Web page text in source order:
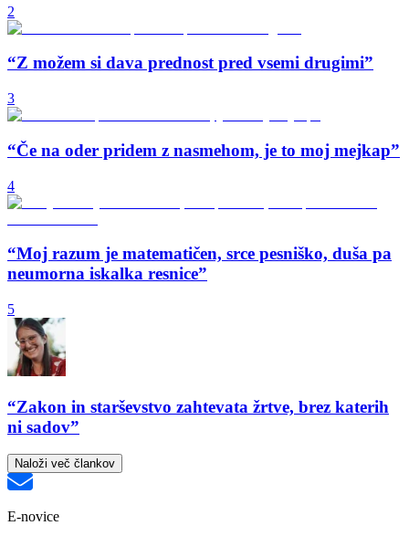
2
“Z možem si dava prednost pred vsemi drugimi”
3
“Če na oder pridem z nasmehom, je to moj mejkap”
4
“Moj razum je matematičen, srce pesniško, duša pa
neumorna iskalka resnice”
5
“Zakon in starševstvo zahtevata žrtve, brez katerih
ni sadov”
Naloži več člankov
E-novice